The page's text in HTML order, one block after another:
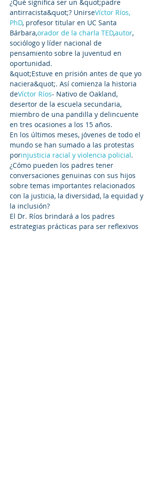
¿Qué significa ser un &quot;padre
antirracista&quot;? UnirseVíctor Ríos,
PhD, profesor titular en UC Santa
Bárbara,orador de la charla TED,autor,
sociólogo y líder nacional de
pensamiento sobre la juventud en
oportunidad.
&quot;Estuve en prisión antes de que yo
naciera&quot;. Así comienza la historia
deVíctor Ríos- Nativo de Oakland,
desertor de la escuela secundaria,
miembro de una pandilla y delincuente
en tres ocasiones a los 15 años.
En los últimos meses, jóvenes de todo el
mundo se han sumado a las protestas
porinjusticia racial y violencia policial.
¿Cómo pueden los padres tener
conversaciones genuinas con sus hijos
sobre temas importantes relacionados
con la justicia, la diversidad, la equidad y
la inclusión?
El Dr. Ríos brindará a los padres
estrategias prácticas para ser reflexivos